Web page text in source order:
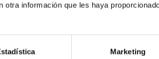
información que les haya
Marketing